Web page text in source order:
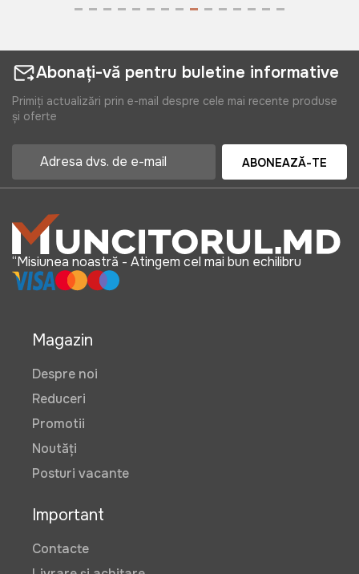
Abonați-vă pentru buletine informative
Primiți actualizări prin e-mail despre cele mai recente produse
și oferte
ABONEAZĂ-TE
“Misiunea noastră - Atingem cel mai bun echilibru
Magazin
Despre noi
Reduceri
Promotii
Noutăți
Posturi vacante
Important
Contacte